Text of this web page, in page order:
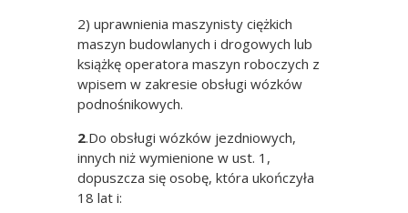
2) uprawnienia maszynisty ciężkich
maszyn budowlanych i drogowych lub
książkę operatora maszyn roboczych z
wpisem w zakresie obsługi wózków
podnośnikowych.
2.Do obsługi wózków jezdniowych,
innych niż wymienione w ust. 1,
dopuszcza się osobę, która ukończyła
18 lat i: